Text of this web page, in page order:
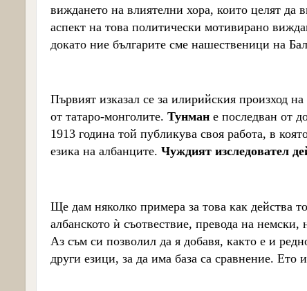
виждането на влиятелни хора, които целят да
аспект на това политически мотивирано
докато ние българите сме нашественици на
Първият изказал се за илирийския произход
от татаро-монголите. Тунман е последван от
1913 година той публикува своя работа, в
езика на албанците. Чуждият изследовател
Ще дам няколко примера за това как действа
албанското ѝ съотвествие, превода на немски,
Аз съм си позволил да я добавя, както е и
други езици, за да има база са сравнение. Ето